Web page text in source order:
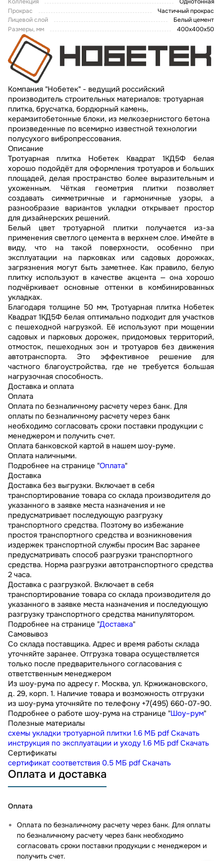
Коллекция
Однотонная
Прокрас
Частичный прокрас
Лицевой слой
Белый цемент
Размеры, мм
400х400х50
Компания "Нобетек" - ведущий российский
производитель строительных материалов: тротуарная
плитка, брусчатка, бордюрный камень,
керамзитобетонные блоки, из мелкозернистого бетона
произведенные по всемирно известной технологии
полусухого вибропрессования.
Описание
Тротуарная плитка Нобетек Квадрат 1КД5Ф белая
хорошо подойдёт для оформления тротуаров и больших
площадей, делая пространство более выразительным и
ухоженным. Чёткая геометрия плитки позволяет
создавать симметричные и гармоничные узоры, а
разнообразие вариантов укладки открывает простор
для дизайнерских решений.
Белый цвет тротуарной плитки получается из-за
применения светлого цемента в верхнем слое. Имейте в
виду, что на такой поверхности, особенно при
эксплуатации на парковках или садовых дорожках,
загрязнения могут быть заметнее. Как правило, белую
плитку используют в качестве акцента — она хорошо
подчёркивает основные оттенки в комбинированных
укладках.
Благодаря толщине 50 мм, Тротуарная плитка Нобетек
Квадрат 1КД5Ф белая оптимально подходит для участков
с пешеходной нагрузкой. Её используют при мощении
садовых и парковых дорожек, придомовых территорий,
отмосток, пешеходных зон и тротуаров без движения
автотранспорта. Это эффективное решение для
частного благоустройства, где не требуется большая
нагрузочная способность.
Доставка и оплата
Оплата
Оплата по безналичному расчету через банк. Для
оплаты по безналичному расчету через банк
необходимо согласовать сроки поставки продукции с
менеджером и получить счет.
Оплата банковской картой в нашем шоу-руме.
Оплата наличными.
Подробнее на странице "Оплата"
Доставка
Доставка без выгрузки. Включает в себя
транспортирование товара со склада производителя до
указанного в заявке места назначения и не
предусматривает последующую разгрузку
транспортного средства. Поэтому во избежание
простоя транспортного средства и возникновения
издержек транспортной службы просим Вас заранее
предусматривать способ разгрузки транспортного
средства. Норма разгрузки автотранспортного средства
2 часа.
Доставка с разгрузкой. Включает в себя
транспортирование товара со склада производителя до
указанного в заявке места назначения и последующую
разгрузку транспортного средства манипулятором.
Подробнее на странице "Доставка"
Самовывоз
Со склада поставщика. Адрес и время работы склада
уточняйте заранее. Отгрузка товара осуществляется
только после предварительного согласования с
ответственным менеджером
Из шоу-рума по адресу г. Москва, ул. Кржижановского,
д. 29, корп. 1. Наличие товара и возможность отгрузки
из шоу-рума уточняйте по телефону +7(495) 660-07-90.
Подробнее о работе шоу-рума на странице "Шоу–рум"
Полезные материалы
схемы укладки тротуарной плитки 1.6 МБ pdf Скачать
инструкция по эксплуатации и уходу 1.6 МБ pdf Скачать
Сертификаты
сертификат соответствия 0.5 МБ pdf Скачать
Оплата и доставка
Оплата
Оплата по безналичному расчету через банк. Для оплаты
по безналичному расчету через банк необходимо
согласовать сроки поставки продукции с менеджером и
получить счет.